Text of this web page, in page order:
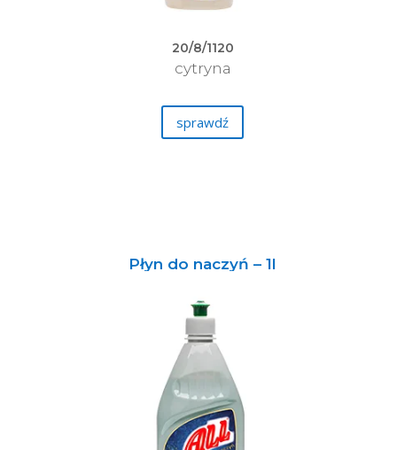
20/8/1120
cytryna
sprawdź
Płyn do naczyń – 1l